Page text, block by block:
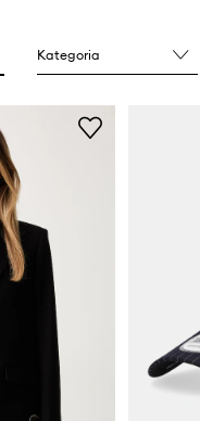
co wydawało się
staje się ze sobą
względu na wszystko.
Kategoria